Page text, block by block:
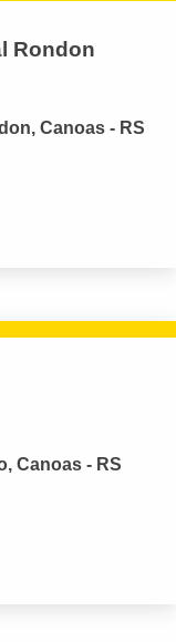
Rondon
Canoas - RS
Canoas - RS